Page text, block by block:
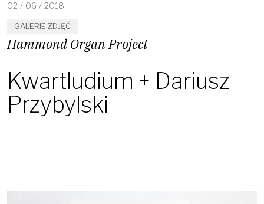
02 / 06 / 2018
GALERIE ZDJĘĆ
Hammond Organ Project
Kwartludium + Dariusz
Przybylski